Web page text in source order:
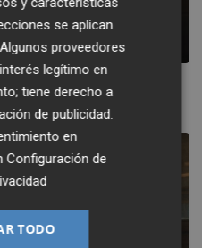
blanqueando la
se aplican
proveedores
legítimo en
tiene derecho a
de publicidad.
en
Configuración de
TODO